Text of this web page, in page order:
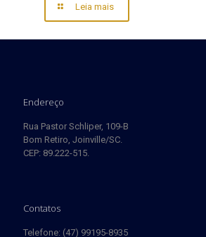
Leia mais
Endereço
Rua Pastor Schliper, 109-B
Bom Retiro, Joinville/SC.
CEP: 89.222-515.
Contatos
Telefone: (47) 99195-8935